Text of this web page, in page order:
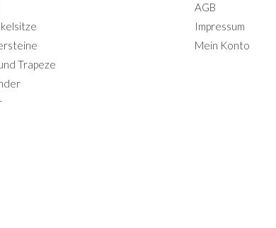
Trapeze
AGB
Impressum
Mein Konto